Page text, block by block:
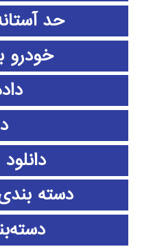
حد
خودرو
دسته